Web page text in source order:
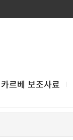
카르베 보조사료